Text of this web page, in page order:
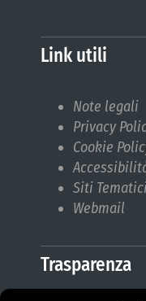
Link utili
Note legali
Privacy
Cookie
Siti
Webmail
Trasparenza